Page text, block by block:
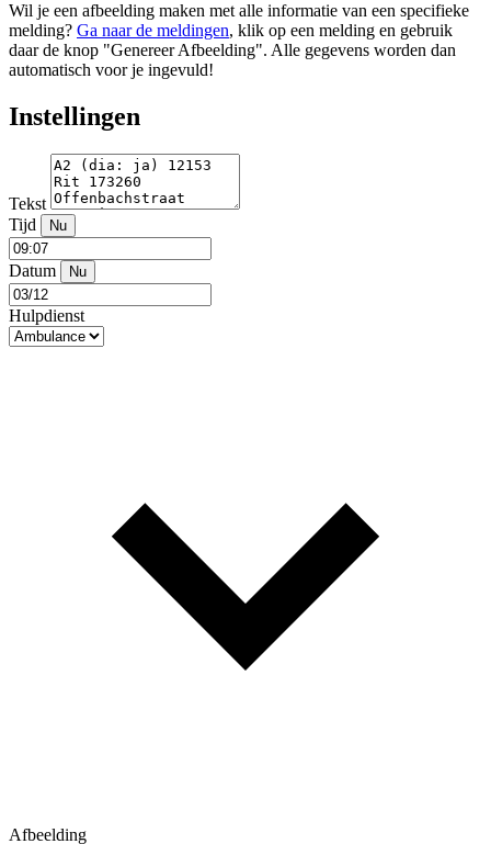
Wil je een afbeelding maken met alle informatie van een specifieke
melding? Ga naar de meldingen, klik op een melding en gebruik
daar de knop "Genereer Afbeelding". Alle gegevens worden dan
automatisch voor je ingevuld!
Instellingen
Tekst
Tijd
Nu
Datum Nu
Hulpdienst
Afbeelding